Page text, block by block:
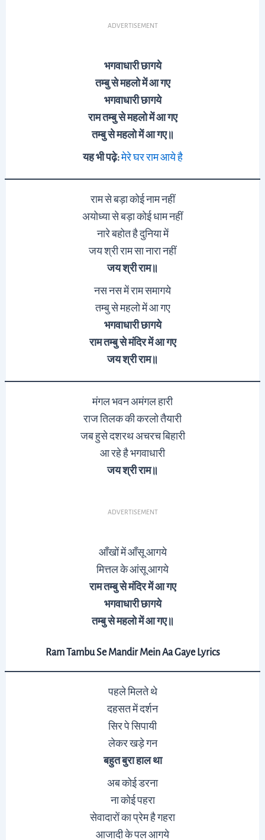
ADVERTISEMENT
भगवाधारी छागये
तम्बु से महलो में आ गए
भगवाधारी छागये
राम तम्बु सेमहलोमें आ गए
तम्बु से महलो में आ गए॥
यह भी पढ़े:मेरे घर राम आये है
राम से बड़ा कोई नाम नहीं
अयोध्या से बड़ा कोई धाम नहीं
नारे बहोत है दुनिया में
जय श्री राम सा नारा नहीं
जय श्री राम॥
नस नस में राम समागये
तम्बु से महलो में आ गए
भगवाधारी छागये
राम तम्बु सेमंदिरमें आ गए
जय श्री राम॥
मंगल भवन अमंगल हारी
राज तिलक की करलो तैयारी
जब हुसे दशरथ अचरच बिहारी
आ रहे है भगवाधारी
जय श्री राम॥
ADVERTISEMENT
आँखों में आँसू आगये
मित्तल के आंसू आगये
राम तम्बु से मंदिर में आ गए
भगवाधारी छागये
तम्बु सेमहलोमें आ गए॥
Ram Tambu Se Mandir Mein Aa Gaye Lyrics
पहले मिलते थे
दहसत में दर्शन
सिर पे सिपायी
लेकर खड़े गन
बहुत बुरा हाल था
अब कोई डरना
ना कोई पहरा
सेवादारों का प्रेम है गहरा
आजादी के पल आगये